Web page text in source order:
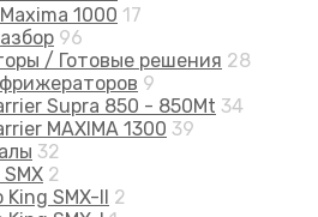
1000 17
96
/ Готовые решения 28
9
Supra 850 - 850Mt 34
MAXIMA 1300 39
32
2
King SMX-II 2